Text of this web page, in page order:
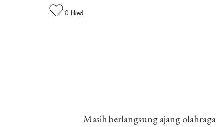
0 liked
Masih berlangsung ajang